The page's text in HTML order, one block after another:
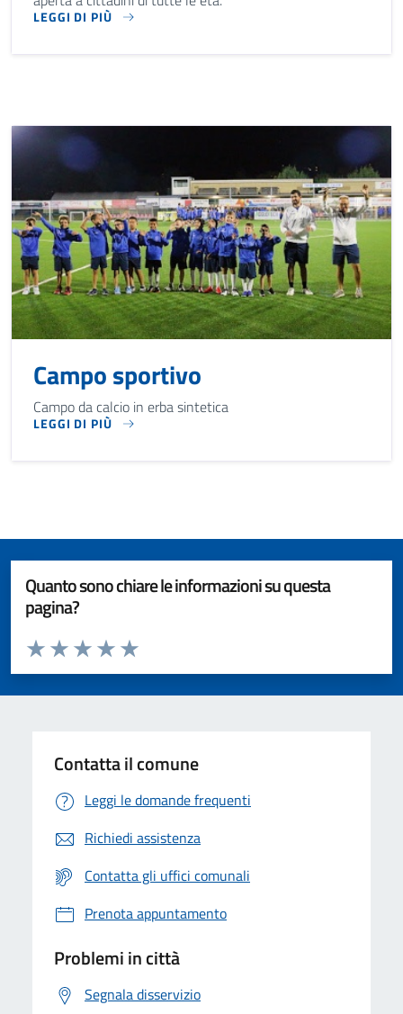
LEGGI DI PIÙ
IL CENTRO SPORTIVO COMUNALE È UNA STRUTTURA
Campo sportivo
Campo da calcio in erba sintetica
LEGGI DI PIÙ
CAMPO DA CALCIO IN ERBA SINTETICA
Quanto sono chiare le informazioni su questa
pagina?
Valuta da 1 a 5 stelle la pagina
Valuta 5 stelle su 5
Valuta 4 stelle su 5
Valuta 3 stelle su 5
Valuta 2 stelle su 5
Valuta 1 stelle su 5
Contatta il comune
Leggi le domande frequenti
Richiedi assistenza
Contatta gli uffici comunali
Prenota appuntamento
Problemi in città
Segnala disservizio